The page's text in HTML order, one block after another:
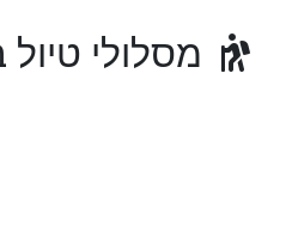
מסלולי